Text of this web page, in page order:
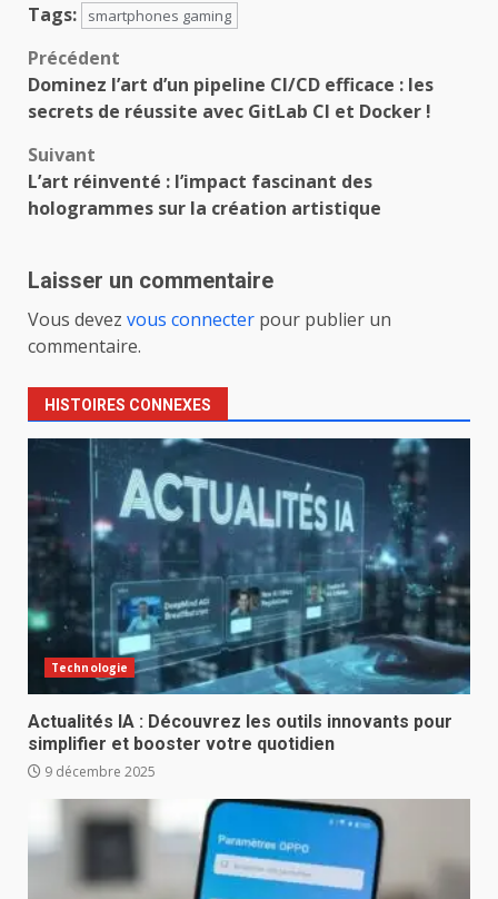
Tags:
smartphones gaming
Navigation
d’article
Précédent
Dominez l’art d’un pipeline CI/CD efficace : les
secrets de réussite avec GitLab CI et Docker !
Suivant
L’art réinventé : l’impact fascinant des
hologrammes sur la création artistique
Laisser un commentaire
Vous devez vous connecter pour publier un
commentaire.
HISTOIRES CONNEXES
Technologie
Actualités IA : Découvrez les outils innovants pour
simplifier et booster votre quotidien
9 décembre 2025